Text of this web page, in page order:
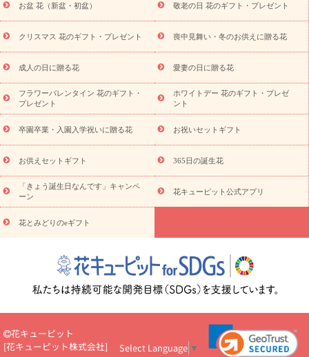
お供え プリザーブドフラワー
ペットのお供えフラワー
お盆（新
盆・初盆）
その他 お祝い返し お見舞い
お取り寄せギフト
ビジネス用
ご自宅用 観葉植物 ミディ胡蝶蘭
プリザーブ
ドフラワー
スタイルから探す アレンジメント 花束
スタ
ンド花
お祝い お供え・お悔やみ 胡蝶蘭 胡蝶蘭・花鉢
ディ胡蝶蘭・お祝い
ミディ胡蝶蘭・お供え
世界初の青色胡蝶蘭
観葉植物
観葉植物 産直多肉植物
プリザーブドフラワー
お祝い
お供え・お悔やみ 花とセットギフト
セミオーダー
プチギフト（hanamore -ハナモア-）
花とみどりのeギフト
キューピットのeGfit
カラー ピンク イエローオレンジ
レッ
ド
お花の種類 トルコキキョウ
お祝い お祝い・3000円～ お祝い・4000円～
お祝い・
5000円～
お祝い・7000円～ お祝い・ 10000円～
お供え・お
悔やみ
円～
お供え・お悔やみ・
読み物
いのマナー
定年退職祝いのマナー
お祝いを贈るときのマナー・
花キューピットのお祝いコラム一覧
誕生日のお花を「色
彩心理学」で選ぶ方法
結婚祝いの予算相場
出産祝いお役立ち情
ール
新築引っ越し祝いコラム お祝い花のマナー総まとめ
職
場上司や先輩へ贈るお祝い花の正解は？
開店祝いの花 選び方ガイ
お盆 花（新盆・初盆） 敬老の日 花のギフト・プレゼント
クリスマス 花のギフト・プレゼント 喪中見舞い・冬のお供えに贈る花
成人の日に贈る花 愛妻の日に贈る花
フラワーバレンタイン 花のギフト・
プレゼント
ホワイトデー 花のギフト・プレゼ
ント
卒園卒業・入園入学祝いに贈る花 お祝いセットギフト
お供えセットギフト 365日の誕生花
「きょう誕生日なんです」キャンペ
ーン
花キューピット公式アプリ
花とみどりのeギフト
花キューピット
[花キューピット株式会社] Select Language ▼